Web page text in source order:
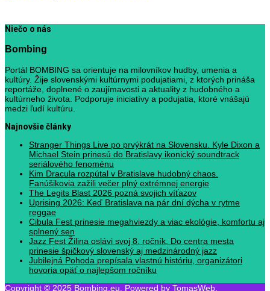
Niečo o nás
Bombing
Portál BOMBING sa orientuje na milovníkov hudby, umenia a
kultúry. Žije slovenskými kultúrnymi podujatiami, z ktorých prináša
reportáže, doplnené o zaujímavosti a aktuality z hudobného a
kultúrneho života. Podporuje iniciatívy a podujatia, ktoré vnášajú
medzi ľudí kultúru.
Najnovšie články
Stranger Things Live po prvýkrát na Slovensku. Kyle Dixon a
Michael Stein prinesú do Bratislavy ikonický soundtrack
seriálového fenoménu
Kim Dracula rozpútal v Bratislave hudobný chaos.
Fanúšikovia zažili večer plný extrémnej energie
The Legits Blast 2026 pozná svojich víťazov
Uprising 2026: Keď Bratislava na pár dní dýcha v rytme
reggae
Cibula Fest prinesie megahviezdy a viac ekológie, komfortu aj
splnený sen
Jazz Fest Žilina oslávi svoj 8. ročník. Do centra mesta
prinesie špičkový slovenský aj medzinárodný jazz
Jubilejná Pohoda prepísala vlastnú históriu, organizátori
hovoria opäť o najlepšom ročníku
Copyright © 2025 Bombing.eu. Powered by TomasWeb.